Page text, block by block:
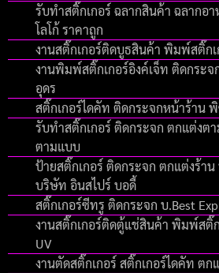
รับทําสติ๊กเกอร์ ฉลากสินค้า ฉลากอ
โลโก้ ราคาถูก
งานสติ๊กเกอร์ติดบูธสินค้า พิมพ์สติ๊ก
งานพิมพ์สติ๊กเกอร์อิงค์เจ็ท ติดกระจ
อุดร
สติ๊กเกอร์ไดคัท ติดกระจกหน้าร้าน
รับทำสติ๊กเกอร์ ติดกระจก ตกแต่งต
ตามแบบ
ป้ายสติ๊กเกอร์ ติดกระจก ตกแต่งร้า
บริษัท อินสไปร์ บอดี้
สติ๊กเกอร์ซีทรู ติดกระจก บ.Best
งานสติ๊กเกอร์ติดตู้แช่สินค้า พิมพ์สติ๊
UV
งานตัดสติ๊กเกอร์ สติ๊กเกอร์ไดคัท ต